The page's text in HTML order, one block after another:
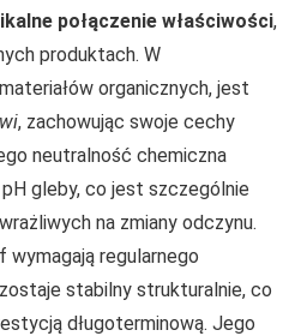
połączenie właściwości,
produktach. W
organicznych, jest
, zachowując swoje cechy
neutralność chemiczna
pH gleby, co jest szczególnie
na zmiany odczynu.
regularnego
stabilny strukturalnie, co
długoterminową. Jego